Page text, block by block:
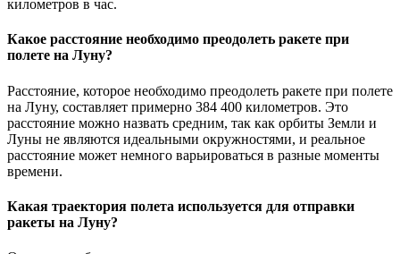
километров в час.
Какое расстояние необходимо преодолеть ракете при
полете на Луну?
Расстояние, которое необходимо преодолеть ракете при полете
на Луну, составляет примерно 384 400 километров. Это
расстояние можно назвать средним, так как орбиты Земли и
Луны не являются идеальными окружностями, и реальное
расстояние может немного варьироваться в разные моменты
времени.
Какая траектория полета используется для отправки
ракеты на Луну?